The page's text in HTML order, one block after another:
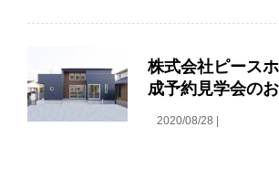
株式会社ピース
成予約見学会の
2020/08/28 |